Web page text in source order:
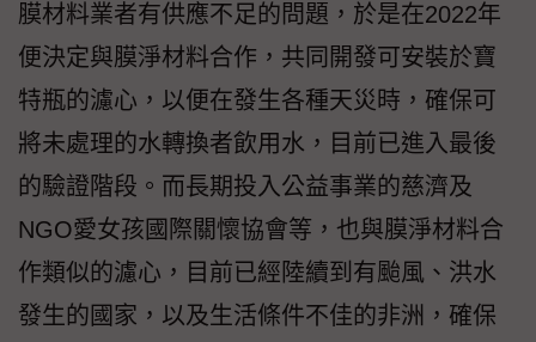
膜材料業者有供應不足的問題，於是在2022年
便決定與膜淨材料合作，共同開發可安裝於寶
特瓶的濾心，以便在發生各種天災時，確保可
將未處理的水轉換者飲用水，目前已進入最後
的驗證階段。而長期投入公益事業的慈濟及
NGO愛女孩國際關懷協會等，也與膜淨材料合
作類似的濾心，目前已經陸續到有颱風、洪水
發生的國家，以及生活條件不佳的非洲，確保